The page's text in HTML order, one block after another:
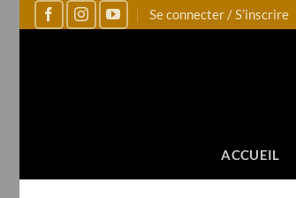
Se connecter / S’inscrire
ACCUEIL